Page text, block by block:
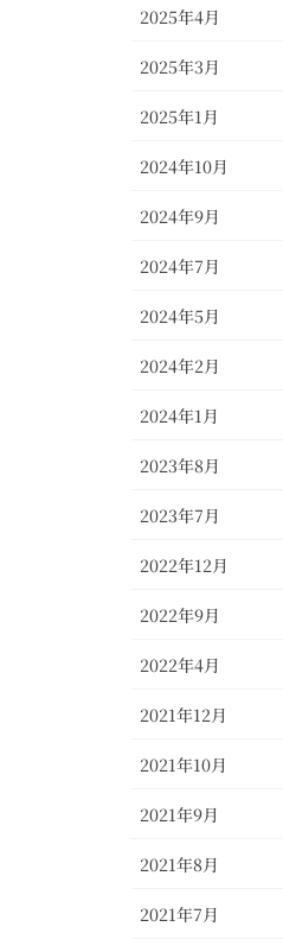
2025年4月
2025年3月
2025年1月
2024年10月
2024年9月
2024年7月
2024年5月
2024年2月
2024年1月
2023年8月
2023年7月
2022年12月
2022年9月
2022年4月
2021年12月
2021年10月
2021年9月
2021年8月
2021年7月